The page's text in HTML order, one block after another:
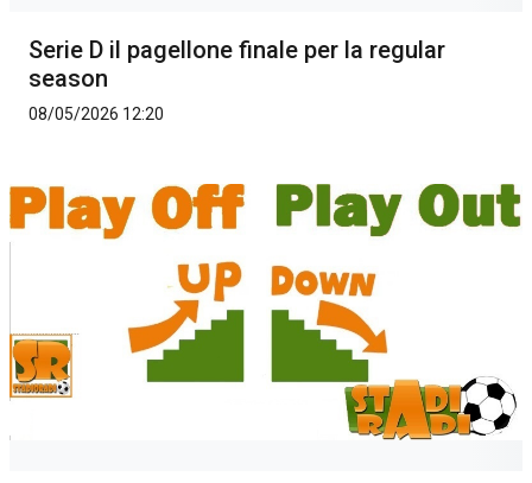
Serie D il pagellone finale per la regular
season
08/05/2026 12:20